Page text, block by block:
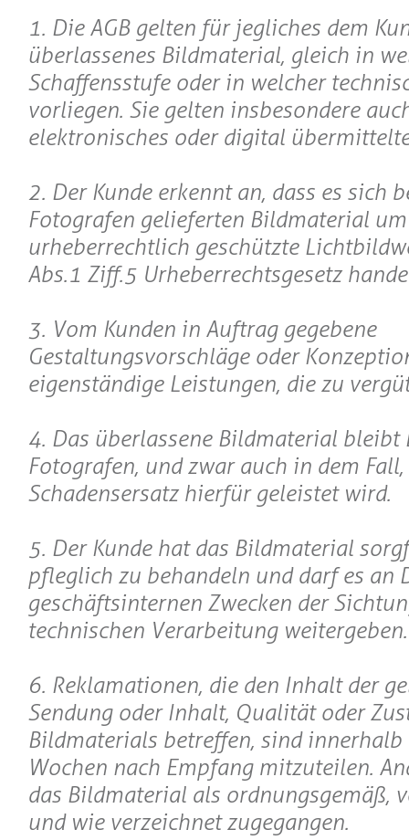
1. Die AGB gelten für jegliches dem
überlassenes Bildmaterial, gleich in
Schaffensstufe oder in welcher
vorliegen. Sie gelten insbesondere
elektronisches oder digital
2. Der Kunde erkennt an, dass es sich
Fotografen gelieferten Bildmaterial um
urheberrechtlich geschützte
Abs.1 Ziff.5 Urheberrechtsgesetz
3. Vom Kunden in Auftrag gegebene
Gestaltungsvorschläge oder
eigenständige Leistungen, die zu
4. Das überlassene Bildmaterial bleibt
Fotografen, und zwar auch in dem Fall,
Schadensersatz hierfür geleistet wird.
5. Der Kunde hat das Bildmaterial
pfleglich zu behandeln und darf es an
geschäftsinternen Zwecken der
technischen Verarbeitung weitergeben.
6. Reklamationen, die den Inhalt der
Sendung oder Inhalt, Qualität oder
Bildmaterials betreffen, sind innerhalb
Wochen nach Empfang mitzuteilen.
das Bildmaterial als ordnungsgemäß,
und wie verzeichnet zugegangen.